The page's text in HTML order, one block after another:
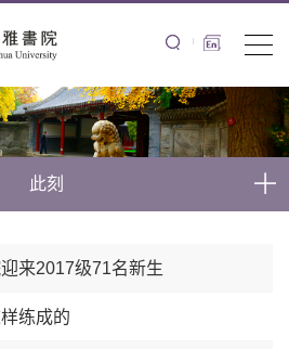
此刻
来2017级71名新生
练成的